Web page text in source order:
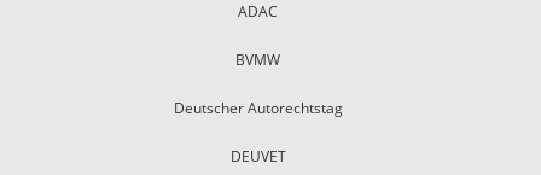
ADAC
BVMW
Deutscher Autorechtstag
DEUVET